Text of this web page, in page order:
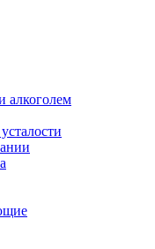
алкоголем